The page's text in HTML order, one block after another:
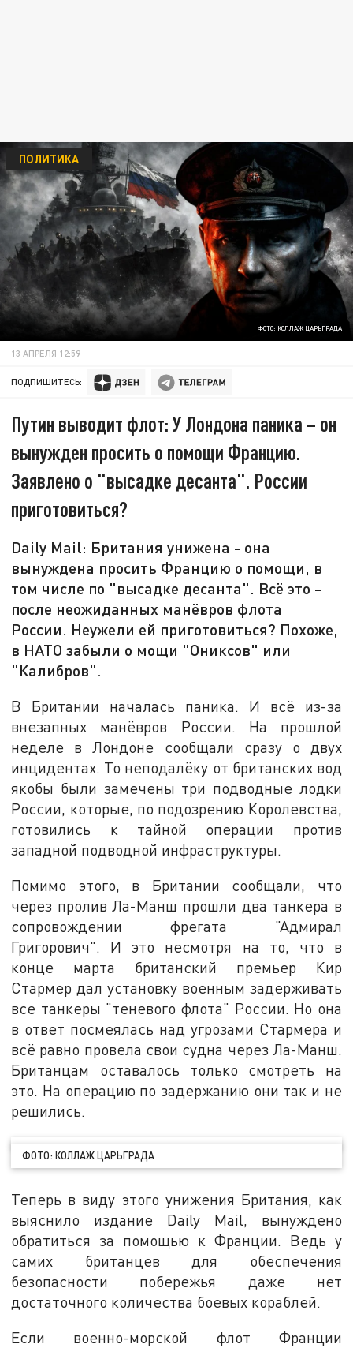
ФОТО: КОЛЛАЖ ЦАРЬГРАДА
ПОЛИТИКА
13 АПРЕЛЯ 12:59
ПОДПИШИТЕСЬ:
Путин выводит флот: У Лондона паника – он
вынужден просить о помощи Францию.
Заявлено о "высадке десанта". России
приготовиться?
Daily Mail: Британия унижена - она
вынуждена просить Францию о помощи, в
том числе по "высадке десанта". Всё это –
после неожиданных манёвров флота
России. Неужели ей приготовиться? Похоже,
в НАТО забыли о мощи "Ониксов" или
"Калибров".
В Британии началась паника. И всё из-за
внезапных манёвров России. На прошлой
неделе в Лондоне сообщали сразу о двух
инцидентах. То неподалёку от британских вод
якобы были замечены три подводные лодки
России, которые, по подозрению Королевства,
готовились к тайной операции против
западной подводной инфраструктуры.
Помимо этого, в Британии сообщали, что
через пролив Ла-Манш прошли два танкера в
сопровождении фрегата "Адмирал
Григорович". И это несмотря на то, что в
конце марта британский премьер Кир
Стармер дал установку военным задерживать
все танкеры "теневого флота" России. Но она
в ответ посмеялась над угрозами Стармера и
всё равно провела свои судна через Ла-Манш.
Британцам оставалось только смотреть на
это. На операцию по задержанию они так и не
решились.
ФОТО: КОЛЛАЖ ЦАРЬГРАДА
Теперь в виду этого унижения Британия, как
выяснило издание Daily Mail, вынуждено
обратиться за помощью к Франции. Ведь у
самих британцев для обеспечения
безопасности побережья даже нет
достаточного количества боевых кораблей.
Если военно-морской флот Франции